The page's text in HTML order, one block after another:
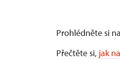
Prohlédněte si
Přečtěte si, jak